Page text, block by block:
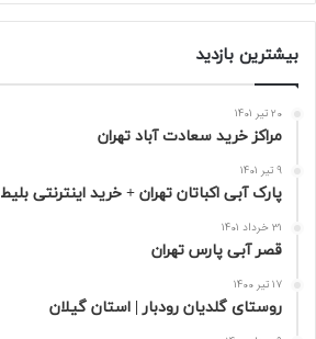
بیشترین بازدید
20 تیر 1401
مراکز خرید سعادت‌ آباد تهران
9 تیر 1401
پارک آبی اکباتان تهران + خرید اینترنتی
31 خرداد 1401
قصر آبی پارس تهران
17 تیر 1400
روستای گلدیان رودبار | استان گیلان